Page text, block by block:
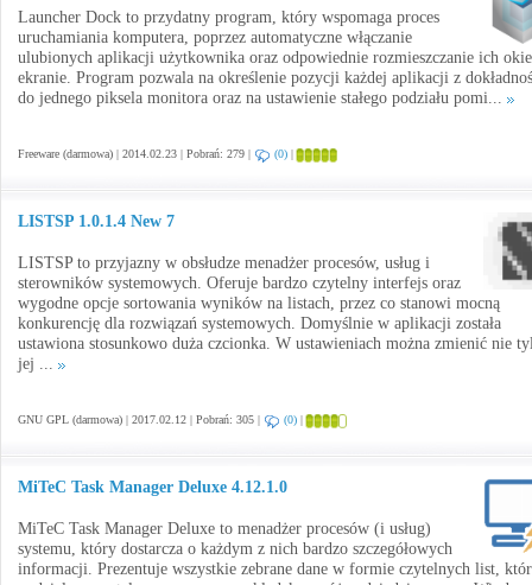
Launcher Dock to przydatny program, który wspomaga proces
uruchamiania komputera, poprzez automatyczne włączanie
ulubionych aplikacji użytkownika oraz odpowiednie rozmieszczanie ich
ekranie. Program pozwala na określenie pozycji każdej aplikacji z
do jednego piksela monitora oraz na ustawienie stałego podziału pomi...
Freeware (darmowa) | 2014.02.23 | Pobrań: 279 | (0) |
LISTSP 1.0.1.4 New 7
LISTSP to przyjazny w obsłudze menadżer procesów, usług i
sterowników systemowych. Oferuje bardzo czytelny interfejs oraz
wygodne opcje sortowania wyników na listach, przez co stanowi mocną
konkurencję dla rozwiązań systemowych. Domyślnie w aplikacji została
ustawiona stosunkowo duża czcionka. W ustawieniach można zmienić nie
jej ...
GNU GPL (darmowa) | 2017.02.12 | Pobrań: 305 | (0) |
MiTeC Task Manager Deluxe 4.12.1.0
MiTeC Task Manager Deluxe to menadżer procesów (i usług)
systemu, który dostarcza o każdym z nich bardzo szczegółowych
informacji. Prezentuje wszystkie zebrane dane w formie czytelnych list,